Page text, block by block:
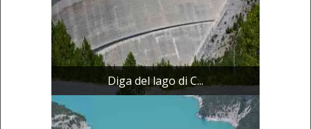
Diga del lago di C...